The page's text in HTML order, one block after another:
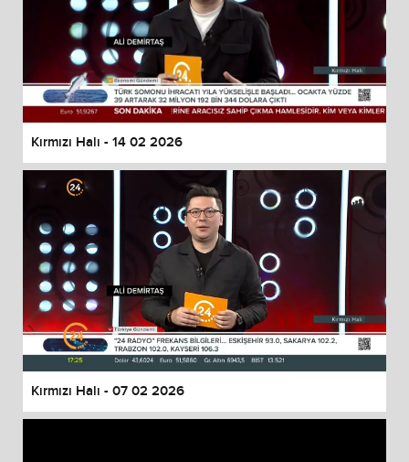
Kırmızı Halı - 14 02 2026
Kırmızı Halı - 07 02 2026